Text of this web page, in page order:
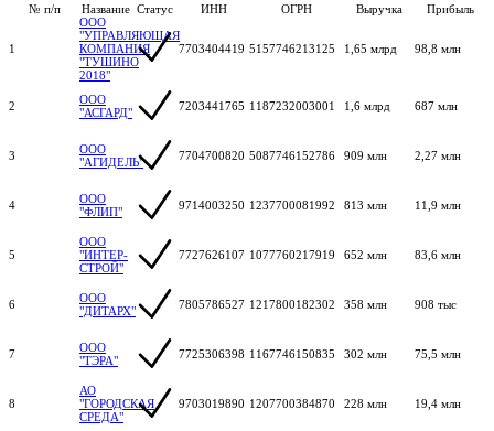
№ п/п Название Статус ИНН ОГРН Выручка Прибыль
1
ООО
"УПРАВЛЯЮЩАЯ
КОМПАНИЯ
"ТУШИНО
2018"
7703404419 5157746213125 1,65 млрд 98,8 млн
2
ООО
"АСГАРД"
7203441765 1187232003001 1,6 млрд 687 млн
3
ООО
"АГИДЕЛЬ"
7704700820 5087746152786 909 млн 2,27 млн
4
ООО
"ФЛИП"
9714003250 1237700081992 813 млн 11,9 млн
5
ООО
"ИНТЕР-
СТРОЙ"
7727626107 1077760217919 652 млн 83,6 млн
6
ООО
"ДИТАРХ"
7805786527 1217800182302 358 млн 908 тыс
7
ООО
"ТЭРА"
7725306398 1167746150835 302 млн 75,5 млн
8
АО
"ГОРОДСКАЯ
СРЕДА"
9703019890 1207700384870 228 млн 19,4 млн